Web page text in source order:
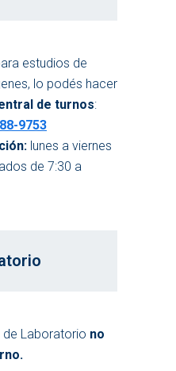
estudios de
lo podés hacer
de turnos:
9753
lunes a viernes
de 7:30 a
de Laboratorio no